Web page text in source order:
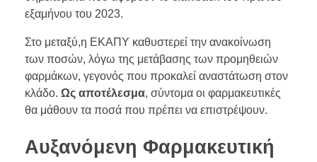
εξαμήνου του 2023.
Στο μεταξύ,η ΕΚΑΠΥ καθυστερεί την ανακοίνωση
των ποσών, λόγω της μετάβασης των προμηθειών
φαρμάκων, γεγονός που προκαλεί αναστάτωση στον
κλάδο. Ως αποτέλεσμα, σύντομα οι φαρμακευτικές
θα μάθουν τα ποσά που πρέπει να επιστρέψουν.
Αυξανόμενη Φαρμακευτική